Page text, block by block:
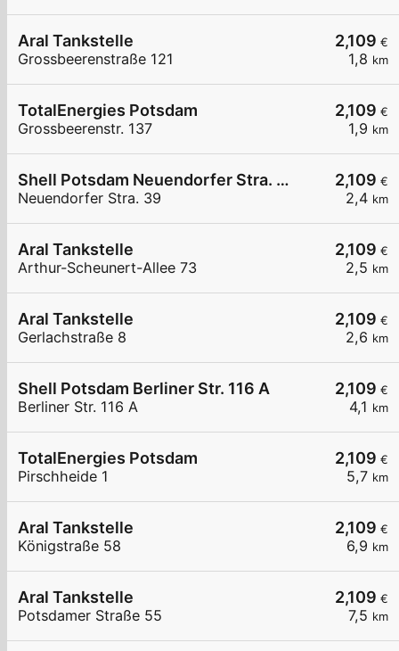
2,109 €
1,8 km
Aral Tankstelle
Grossbeerenstraße 121
2,109 €
1,9 km
TotalEnergies Potsdam
Grossbeerenstr. 137
2,109 €
2,4 km
Shell Potsdam Neuendorfer Stra. 39
Neuendorfer Stra. 39
2,109 €
2,5 km
Aral Tankstelle
Arthur-Scheunert-Allee 73
2,109 €
2,6 km
Aral Tankstelle
Gerlachstraße 8
2,109 €
4,1 km
Shell Potsdam Berliner Str. 116 A
Berliner Str. 116 A
2,109 €
5,7 km
TotalEnergies Potsdam
Pirschheide 1
2,109 €
6,9 km
Aral Tankstelle
Königstraße 58
2,109 €
7,5 km
Aral Tankstelle
Potsdamer Straße 55